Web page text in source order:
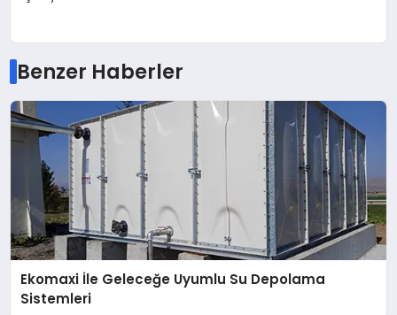
Benzer Haberler
Ekomaxi İle Geleceğe Uyumlu Su Depolama
Sistemleri